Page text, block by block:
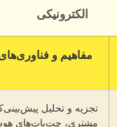
الکترونیکی
مفاهیم و
تجزیه و تحلیل
مشتری، چت‌بات‌های